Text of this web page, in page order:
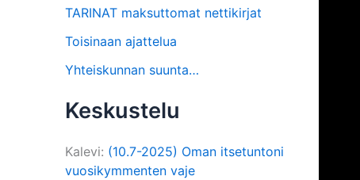
TARINAT maksuttomat nettikirjat
Toisinaan ajattelua
Yhteiskunnan suunta…
Keskustelu
Kalevi: (10.7-2025) Oman itsetuntoni
vuosikymmenten vaje